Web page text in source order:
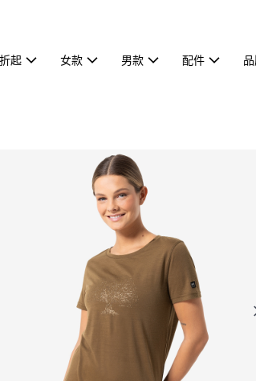
起 女款 男款 配件